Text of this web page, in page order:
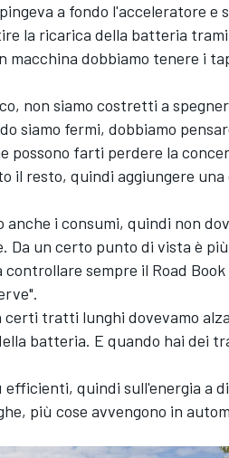
a fondo l'acceleratore e
la ricarica della batteria
dobbiamo tenere i
non siamo costretti a
siamo fermi, dobbiamo
possono farti perdere la
il resto, quindi aggiungere una
i consumi, quindi non
Da un certo punto di vista è
sempre il Road
certi tratti lunghi dovevamo
batteria. E quando hai dei
quindi sull'energia a
più cose avvengono in